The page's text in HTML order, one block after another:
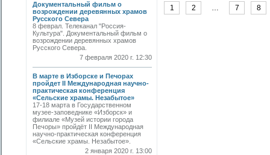
Документальный фильм о
возрождении деревянных храмов
Русского Севера
8 феврал. Телеканал "Россия-
Культура". Документальный фильм о
возрождении деревянных храмов
Русского Севера.
7 февраля 2020 г. 12:30
В марте в Изборске и Печорах
пройдет II Международная научно-
практическая конференция
«Сельские храмы. Незабытое»
17-18 марта в Государственном
музее-заповеднике «Изборск» и
филиале «Музей истории города
Печоры» пройдёт II Международная
научно-практическая конференция
«Сельские храмы. Незабытое».
2 января 2020 г. 13:00
1 2 … 7 8